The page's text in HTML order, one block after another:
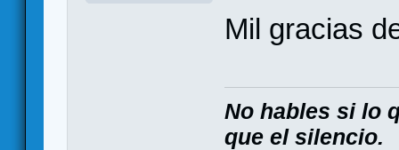
Mil gracias
No hables si lo
que el silencio.